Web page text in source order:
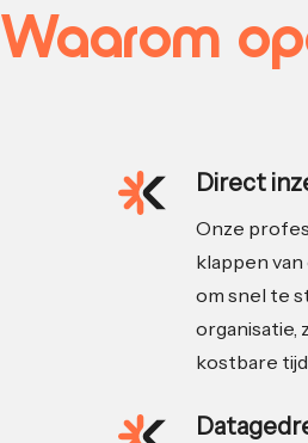
Waarom
Direct
Onze
klappen van
om snel te
organisatie,
kostbare